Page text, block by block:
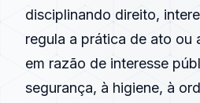
disciplinando direito,
regula a prática de ato ou
em razão de interesse
segurança, à higiene, à